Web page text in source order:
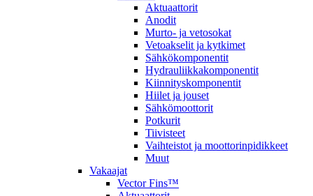
Aktuaattorit
Anodit
Murto- ja vetosokat
Vetoakselit ja kytkimet
Sähkökomponentit
Hydrauliikkakomponentit
Kiinnityskomponentit
Hiilet ja jouset
Sähkömoottorit
Potkurit
Tiivisteet
Vaihteistot ja moottorinpidikkeet
Muut
Vakaajat
Vector Fins™